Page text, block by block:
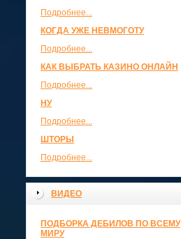
Подробнее...
КОГДА УЖЕ НЕВМОГОТУ
Подробнее...
КАК ВЫБРАТЬ КАЗИНО ОНЛАЙН
Подробнее...
НУ
Подробнее...
ШТОРЫ
Подробнее...
ВИДЕО
ПОДБОРКА ДЕБИЛОВ ПО ВСЕМУ
МИРУ